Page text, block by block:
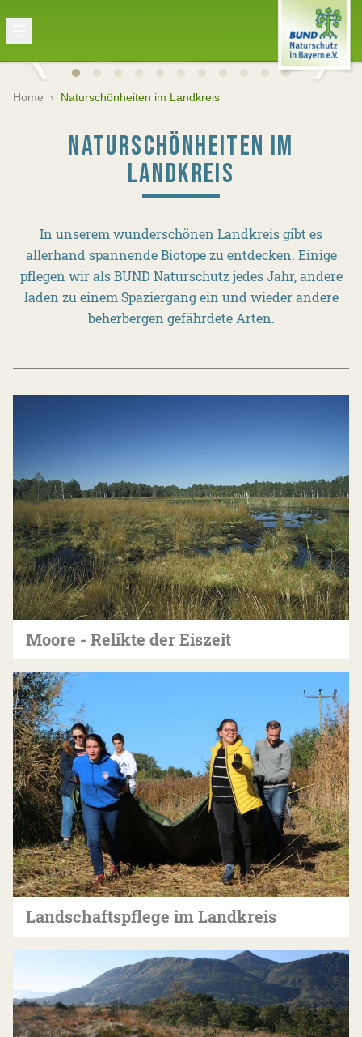
Home › Naturschönheiten im Landkreis
NATURSCHÖNHEITEN IM
LANDKREIS
In unserem wunderschönen Landkreis gibt es
allerhand spannende Biotope zu entdecken. Einige
pflegen wir als BUND Naturschutz jedes Jahr, andere
laden zu einem Spaziergang ein und wieder andere
beherbergen gefährdete Arten.
Moore - Relikte der Eiszeit
Landschaftspflege im Landkreis